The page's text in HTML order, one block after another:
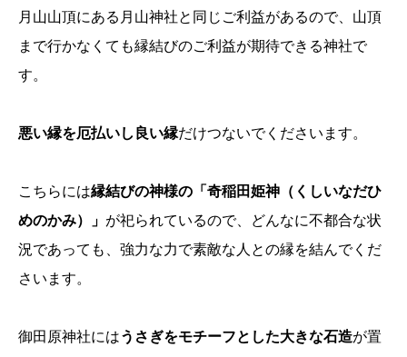
月山山頂にある月山神社と同じご利益があるので、山頂
まで行かなくても縁結びのご利益が期待できる神社で
す。
悪い縁を厄払いし良い縁だけつないでくださいます。
こちらには縁結びの神様の「奇稲田姫神（くしいなだひ
めのかみ）」 が祀られているので、どんなに不都合な状
況であっても、強力な力で素敵な人との縁を結んでくだ
さいます。
御田原神社にはうさぎをモチーフとした大きな石造が置